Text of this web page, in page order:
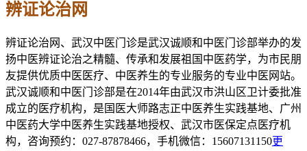
辨证论治网
辨证论治网、武汉中医门诊是武汉诚顺和中医门诊部举办的发
扬中医辨证论治之精髓、传承和发展祖国中医药学，为市民朋
友提供优质中医医疗、中医养生的专业服务的专业中医网站。
武汉诚顺和中医门诊部是在2014年由武汉市洪山区卫计委批准
成立的医疗机构，是国医大师路志正中医养生实践基地、广州
中医药大学中医养生实践基地授权、武汉市医保定点医疗机
构，咨询预约：027-87878466，手机微信：15607131150更